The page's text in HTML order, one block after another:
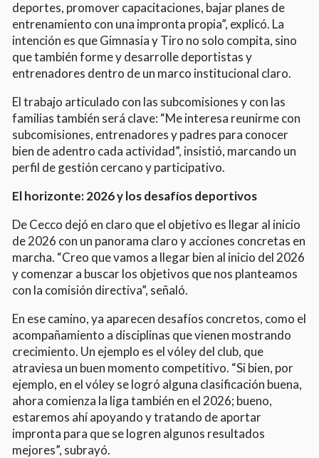
deportes, promover capacitaciones, bajar planes de
entrenamiento con una impronta propia”, explicó. La
intención es que Gimnasia y Tiro no solo compita, sino
que también forme y desarrolle deportistas y
entrenadores dentro de un marco institucional claro.
El trabajo articulado con las subcomisiones y con las
familias también será clave: “Me interesa reunirme con
subcomisiones, entrenadores y padres para conocer
bien de adentro cada actividad”, insistió, marcando un
perfil de gestión cercano y participativo.
El horizonte: 2026 y los desafíos deportivos
De Cecco dejó en claro que el objetivo es llegar al inicio
de 2026 con un panorama claro y acciones concretas en
marcha. “Creo que vamos a llegar bien al inicio del 2026
y comenzar a buscar los objetivos que nos planteamos
con la comisión directiva”, señaló.
En ese camino, ya aparecen desafíos concretos, como el
acompañamiento a disciplinas que vienen mostrando
crecimiento. Un ejemplo es el vóley del club, que
atraviesa un buen momento competitivo. “Si bien, por
ejemplo, en el vóley se logró alguna clasificación buena,
ahora comienza la liga también en el 2026; bueno,
estaremos ahí apoyando y tratando de aportar
impronta para que se logren algunos resultados
mejores”, subrayó.